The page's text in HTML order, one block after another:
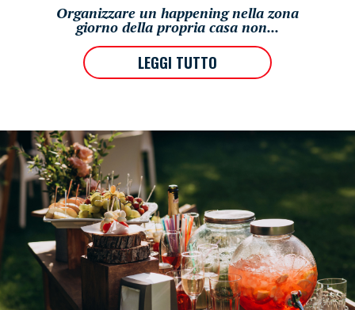
Organizzare un happening nella zona
giorno della propria casa non...
LEGGI TUTTO